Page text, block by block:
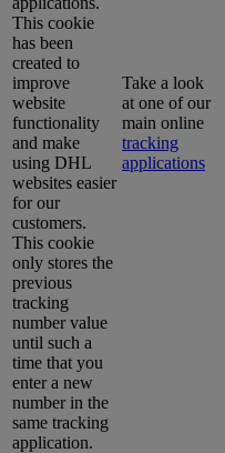
This cookie
has been
created to
improve
website
functionality
and make
using DHL
websites easier
for our
customers.
This cookie
only stores the
previous
tracking
number value
until such a
time that you
enter a new
number in the
same tracking
application.
Take a look
at one of our
main online
tracking
applications